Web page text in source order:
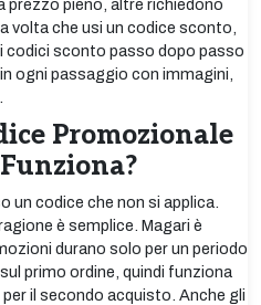
prezzo pieno, altre richiedono
volta che usi un codice sconto,
codici sconto passo dopo passo
ogni passaggio con immagini,
Promozionale
codice che non si applica.
è semplice. Magari è
durano solo per un periodo
primo ordine, quindi funziona
il secondo acquisto. Anche gli